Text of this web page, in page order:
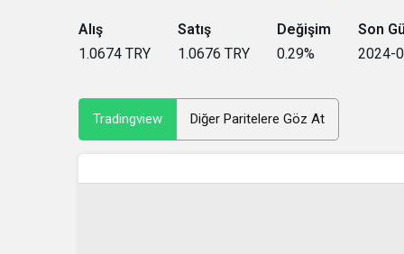
Alış
1.0674 TRY
Satış
1.0676 TRY
Değişim
0.29%
Son
2024-
Tradingview Diğer Paritelere Göz At